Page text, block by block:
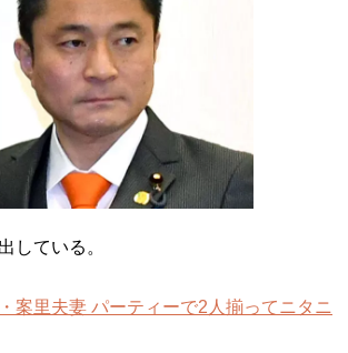
している。
案里夫妻 パーティーで2人揃ってニタニ